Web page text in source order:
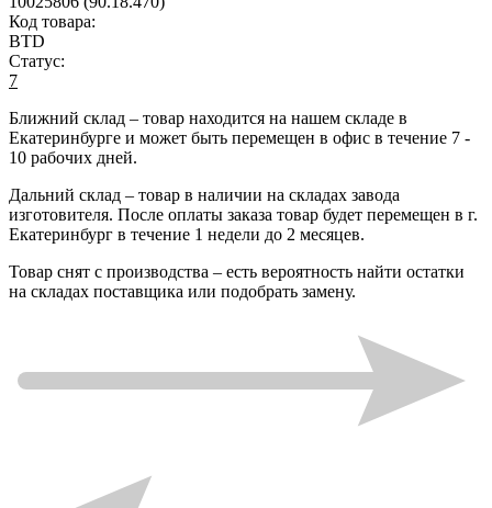
Код товара:
BTD
Статус:
7
Ближний склад – товар находится на нашем складе в
Екатеринбурге и может быть перемещен в офис в течение 7 -
10 рабочих дней.
Дальний склад – товар в наличии на складах завода
изготовителя. После оплаты заказа товар будет перемещен в г.
Екатеринбург в течение 1 недели до 2 месяцев.
Товар снят с производства – есть вероятность найти остатки
на складах поставщика или подобрать замену.